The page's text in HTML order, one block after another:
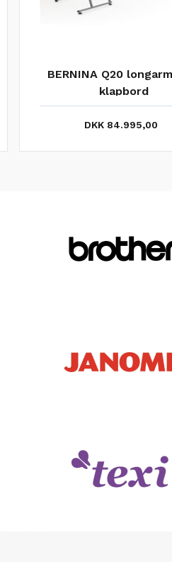
BERNINA Q20
klapbord
DKK 84.995,00